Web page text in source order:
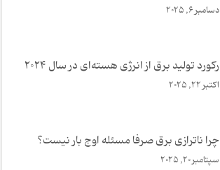
دسامبر 6, 2025
رکورد تولید برق از انرژی هسته‌ای در سال 2024
اکتبر 22, 2025
چرا ناترازی برق صرفا مسئله اوج بار نیست؟
سپتامبر 20, 2025